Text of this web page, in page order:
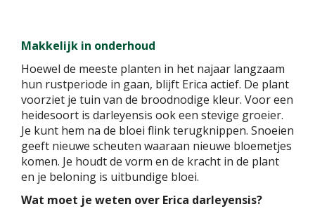
Makkelijk in onderhoud
Hoewel de meeste planten in het najaar langzaam
hun rustperiode in gaan, blijft Erica actief. De plant
voorziet je tuin van de broodnodige kleur. Voor een
heidesoort is darleyensis ook een stevige groeier.
Je kunt hem na de bloei flink terugknippen. Snoeien
geeft nieuwe scheuten waaraan nieuwe bloemetjes
komen. Je houdt de vorm en de kracht in de plant
en je beloning is uitbundige bloei.
Wat moet je weten over Erica darleyensis?